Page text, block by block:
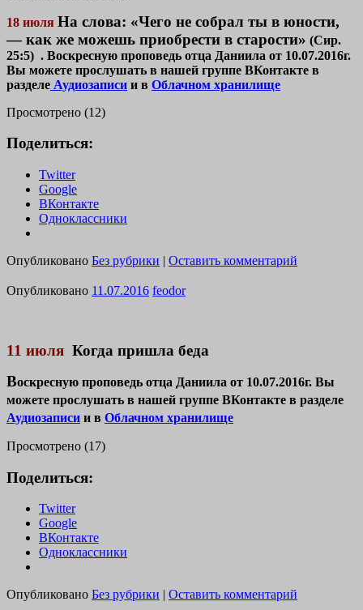
18 июля На слова: «Чего не собрал ты в юности,
— как же можешь приобрести в старости» (Сир.
25:5) . Воскресную проповедь отца Даниила от 10.07.2016г.
Вы можете прослушать в нашей группе ВКонтакте в
разделе Аудиозаписи и в Облачном хранилище
Просмотрено (12)
Поделиться:
Twitter
Google
ВКонтакте
Одноклассники
Опубликовано Без рубрики | Оставить комментарий
Опубликовано 11.07.2016 feodor
11 июля Когда пришла беда
Воскресную проповедь отца Даниила от 10.07.2016г. Вы
можете прослушать в нашей группе ВКонтакте в разделе
Аудиозаписи и в Облачном хранилище
Просмотрено (17)
Поделиться:
Twitter
Google
ВКонтакте
Одноклассники
Опубликовано Без рубрики | Оставить комментарий